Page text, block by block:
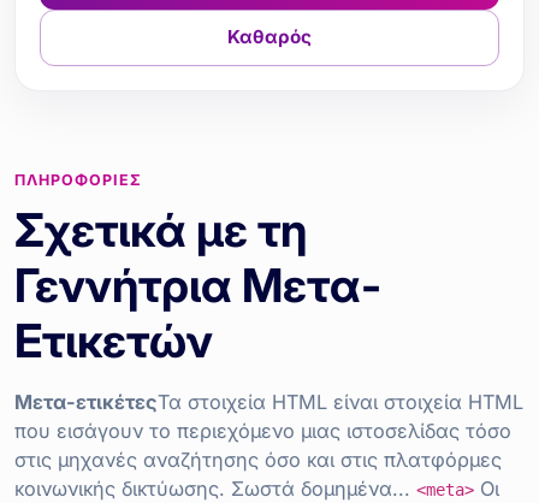
Καθαρός
ΠΛΗΡΟΦΟΡΊΕΣ
Σχετικά με τη
Γεννήτρια Μετα-
Ετικετών
Μετα-ετικέτεςΤα στοιχεία HTML είναι στοιχεία HTML
που εισάγουν το περιεχόμενο μιας ιστοσελίδας τόσο
στις μηχανές αναζήτησης όσο και στις πλατφόρμες
κοινωνικής δικτύωσης. Σωστά δομημένα... <meta> Οι